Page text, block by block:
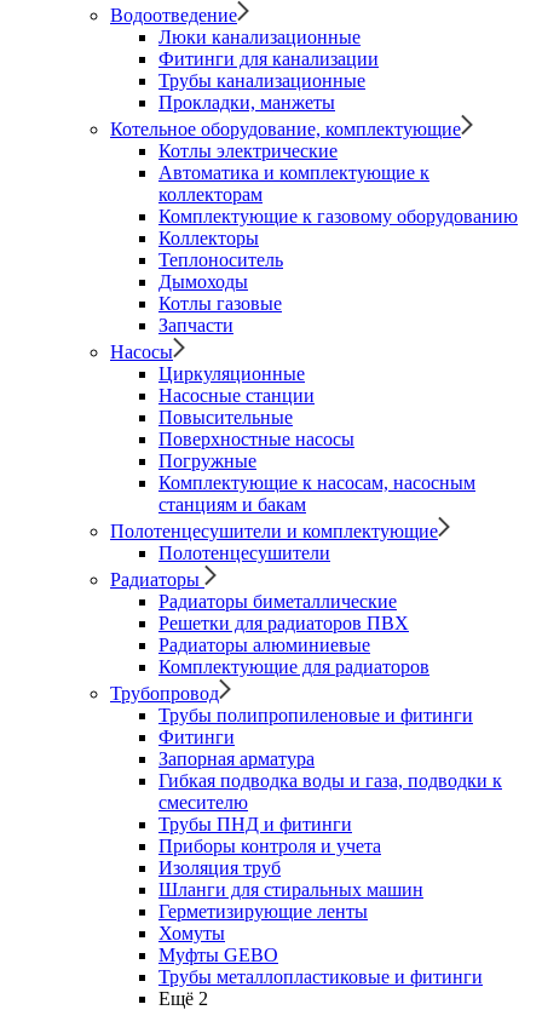
Водоотведение
Люки канализационные
Фитинги для канализации
Трубы канализационные
Прокладки, манжеты
Котельное оборудование, комплектующие
Котлы электрические
Автоматика и комплектующие к
коллекторам
Комплектующие к газовому оборудованию
Коллекторы
Теплоноситель
Дымоходы
Котлы газовые
Запчасти
Насосы
Циркуляционные
Насосные станции
Повысительные
Поверхностные насосы
Погружные
Комплектующие к насосам, насосным
станциям и бакам
Полотенцесушители и комплектующие
Полотенцесушители
Радиаторы
Радиаторы биметаллические
Решетки для радиаторов ПВХ
Радиаторы алюминиевые
Комплектующие для радиаторов
Трубопровод
Трубы полипропиленовые и фитинги
Фитинги
Запорная арматура
Гибкая подводка воды и газа, подводки к
смесителю
Трубы ПНД и фитинги
Приборы контроля и учета
Изоляция труб
Шланги для стиральных машин
Герметизирующие ленты
Хомуты
Муфты GEBO
Трубы металлопластиковые и фитинги
Ещё 2